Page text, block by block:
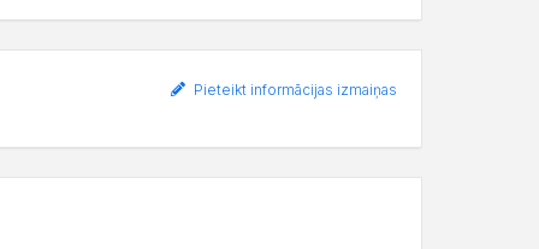
Pieteikt informācijas izmaiņas